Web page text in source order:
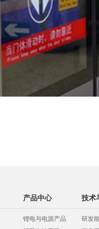
产品中心
锂电与电源产品
技术
研发